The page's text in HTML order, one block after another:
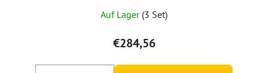
Auf Lager (3 Set)
€284,56